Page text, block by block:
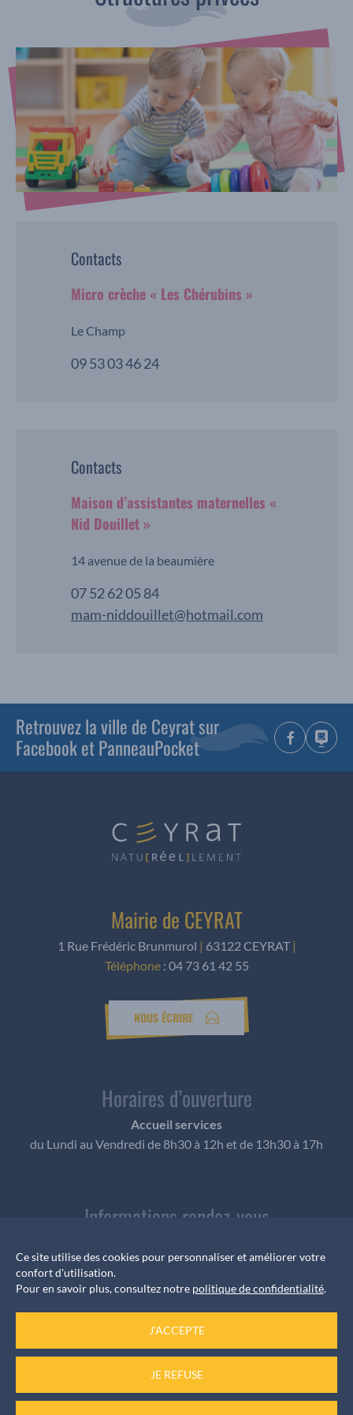
Contacts
Micro crèche « Les Chérubins »
Le Champ
09 53 03 46 24
Contacts
Maison d’assistantes maternelles «
Nid Douillet »
14 avenue de la beaumière
07 52 62 05 84
mam-niddouillet@hotmail.com
Retrouvez la ville de Ceyrat sur
Facebook et PanneauPocket
Mairie de CEYRAT
1 Rue Frédéric Brunmurol | 63122 CEYRAT |
Téléphone: 04 73 61 42 55
NOUS ÉCRIRE
Horaires d’ouverture
Accueil services
du Lundi au Vendredi de 8h30 à 12h et de 13h30 à 17h
Informations rendez-vous
secrétariat au
04 73 61 57 11
Numéro d’urgence
Permanence de week-end au
06 74 82 92 59
Ce site utilise des cookies pour personnaliser et améliorer votre
confort d'utilisation.
Pour en savoir plus, consultez notre politique de confidentialité.
J'ACCEPTE
JE REFUSE